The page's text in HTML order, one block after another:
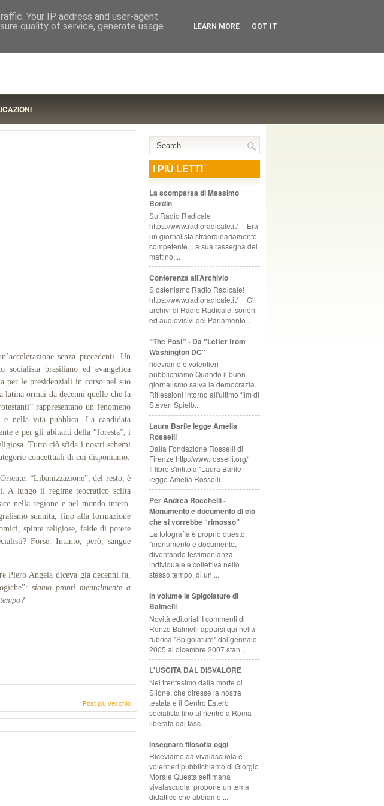
RISTORANTE COOPERATIVO, ZURIGO
senza precedenti. Un
socialista brasiliano ed evangelica
per le presidenziali in corso nel suo
latina ormai da decenni quelle che la
rappresentano un fenomeno
nella vita pubblica. La candidata
e per gli abitanti della “foresta”, i
Tutto ciò sfida i nostri schemi
concettuali di cui disponiamo.
“Libanizzazione”, del resto, è
A lungo il regime teocratico sciita
nella regione e nel mondo intero.
sunnita, fino alla formazione
spinte religiose, faide di potere
Forse. Intanto, però, sangue
Angela diceva già decenni fa,
siamo pronti mentalmente a
Post più vecchio
I PIÙ LETTI
La scomparsa di Massimo
Bordin
Su Radio Radicale
https://www.radioradicale.it/ Era
un giornalista straordinariamente
competente. La sua rassegna del
mattino,...
Conferenza all’Archivio
S osteniamo Radio Radicale!
https://www.radioradicale.it/ Gli
archivi di Radio Radicale: sonori
ed audiovisivi del Parlamento...
“The Post” - Da "Letter from
Washington DC"
riceviamo e volentieri
pubblichiamo Quando il buon
giornalismo salva la democrazia.
Riflessioni intorno all'ultimo film di
Steven Spielb...
Laura Barile legge Amelia
Rosselli
Dalla Fondazione Rosselli di
Firenze http://www.rosselli.org/
Il libro s'intitola "Laura Barile
legge Amelia Rosselli...
Per Andrea Rocchelli -
Monumento e documento di ciò
che si vorrebbe “rimosso”
La fotografia è proprio questo:
"monumento e documento,
diventando testimonianza,
individuale e collettiva nello
stesso tempo, di un ...
In volume le Spigolature di
Balmelli
Novità editoriali I commenti di
Renzo Balmelli apparsi qui nella
rubrica "Spigolature" dal gennaio
2005 al dicembre 2007 stan...
L'USCITA DAL DISVALORE
Nel trentesimo dalla morte di
Silone, che diresse la nostra
testata e il Centro Estero
socialista fino al rientro a Roma
liberata dal fasc...
Insegnare filosofia oggi
Riceviamo da vivalascuola e
volentieri pubblichiamo di Giorgio
Morale Questa settimana
vivalascuola propone un tema
didattico che abbiamo ...
Your IP address and user-agent
quality of service, generate usage
LEARN MORE GOT IT